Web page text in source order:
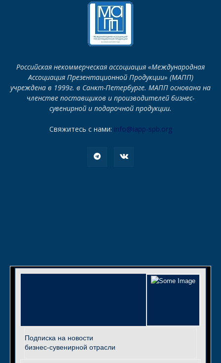
Российская некоммерческая ассоциация «Международная
Ассоциация Презентационной Продукции» (МАПП)
учреждена в 1999г. в Санкт-Петербурге. МАПП основана на
членстве поставщиков и производителей бизнес-
сувенирной и подарочной продукции.
Свяжитесь с нами: info@iapp-spb.org
Подписка на новости
бизнес-сувенирной отрасли